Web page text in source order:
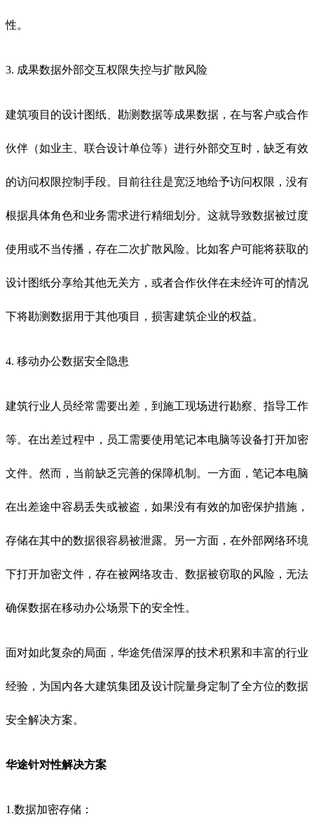
性。
3. 成果数据外部交互权限失控与扩散风险
建筑项目的设计图纸、勘测数据等成果数据，在与客户或合作
伙伴（如业主、联合设计单位等）进行外部交互时，缺乏有效
的访问权限控制手段。目前往往是宽泛地给予访问权限，没有
根据具体角色和业务需求进行精细划分。这就导致数据被过度
使用或不当传播，存在二次扩散风险。比如客户可能将获取的
设计图纸分享给其他无关方，或者合作伙伴在未经许可的情况
下将勘测数据用于其他项目，损害建筑企业的权益。
4. 移动办公数据安全隐患
建筑行业人员经常需要出差，到施工现场进行勘察、指导工作
等。在出差过程中，员工需要使用笔记本电脑等设备打开加密
文件。然而，当前缺乏完善的保障机制。一方面，笔记本电脑
在出差途中容易丢失或被盗，如果没有有效的加密保护措施，
存储在其中的数据很容易被泄露。另一方面，在外部网络环境
下打开加密文件，存在被网络攻击、数据被窃取的风险，无法
确保数据在移动办公场景下的安全性。
面对如此复杂的局面，华途凭借深厚的技术积累和丰富的行业
经验，为国内各大建筑集团及设计院量身定制了全方位的数据
安全解决方案。
华途针对性解决方案
1.数据加密存储：